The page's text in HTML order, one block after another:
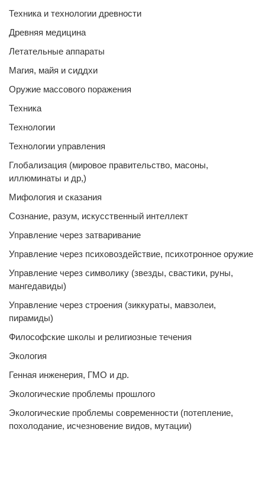
Техника и технологии древности
Древняя медицина
Летательные аппараты
Магия, майя и сиддхи
Оружие массового поражения
Техника
Технологии
Технологии управления
Глобализация (мировое правительство, масоны,
иллюминаты и др,)
Мифология и сказания
Сознание, разум, искусственный интеллект
Управление через затваривание
Управление через психовоздействие, психотронное оружие
Управление через символику (звезды, свастики, руны,
мангедавиды)
Управление через строения (зиккураты, мавзолеи,
пирамиды)
Философские школы и религиозные течения
Экология
Генная инженерия, ГМО и др.
Экологические проблемы прошлого
Экологические проблемы современности (потепление,
похолодание, исчезновение видов, мутации)